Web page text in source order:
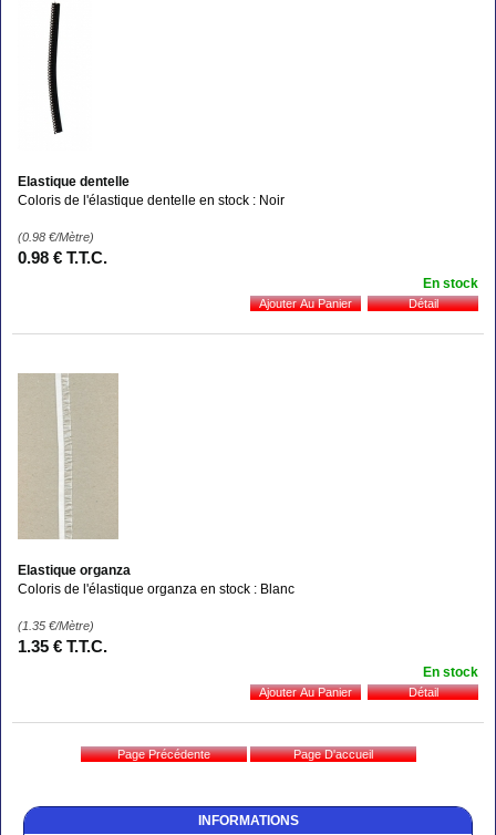
INFORMATIONS
Elastique dentelle
Coloris de l'élastique dentelle en stock : Noir
(0.98 €/Mètre)
0.98 € T.T.C.
En stock
Elastique organza
Coloris de l'élastique organza en stock : Blanc
(1.35 €/Mètre)
1.35 € T.T.C.
En stock